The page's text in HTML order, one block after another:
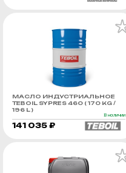
МАСЛО ИНДУСТРИАЛЬНОЕ
TEBOIL SYPRES 460 ( 170 KG /
196 L )
В наличии
141 035 ₽